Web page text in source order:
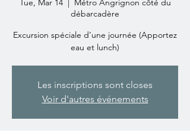
Tue, Mar 14
  |
Métro Angrignon côté du
débarcadère
Excursion spéciale d’une journée (Apportez
Les inscriptions sont closes
Voir d'autres événements